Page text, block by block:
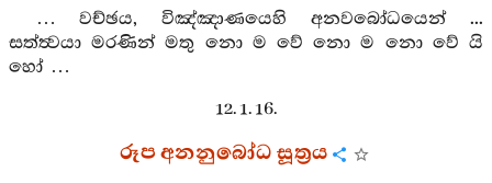
… වච්ඡය, විඤ්ඤාණයෙහි අනවබෝධයෙන් ...
සත්ත්‍වයා මරණින් මතු නො ම වේ නො ම නො වේ යි
හෝ …
12. 1. 16.
රූප අනනුබෝධ සූත්‍රය